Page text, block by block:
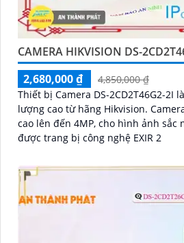
CAMERA HIKVISION DS-
2,680,000 ₫
4,850,000 ₫
Thiết bị Camera DS-2CD2T46G2-2I
lượng cao từ hãng Hikvision. Camera này có độ phân giải
cao lên đến 4MP, cho hình ảnh sắc
được trang bị công nghệ EXIR 2